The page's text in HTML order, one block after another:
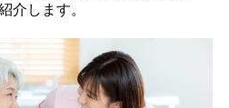
介します。